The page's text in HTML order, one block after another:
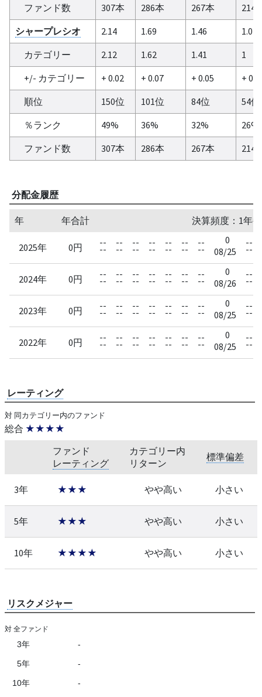
ファンド数 307本 286本 267本
214
シャープレシオ
2.14 1.69 1.46
1.04
カテゴリー
2.12 1.62 1.41
1
+/- カテゴリー
+ 0.02 + 0.07 + 0.05
+
順位
150位 101位 84位
54位
％ランク
49% 36% 32%
26%
ファンド数
307本 286本 267本 214
分配金履歴
年 年合計 決算頻度：1年
2025年 0円 --
--
--
--
--
--
--
--
--
--
--
--
--
--
0
08/25
--
--
2024年 0円 --
--
--
--
--
--
--
--
--
--
--
--
--
--
0
08/26
--
--
2023年 0円 --
--
--
--
--
--
--
--
--
--
--
--
--
--
0
08/25
--
--
2022年 0円 --
--
--
--
--
--
--
--
--
--
--
--
--
--
0
08/25
--
--
レーティング
対 同カテゴリー内のファンド
総合 ★★★★
ファンド
レーティング
カテゴリー内
リターン
標準偏差
3年 ★★★ やや高い 小さい
5年 ★★★ やや高い 小さい
10年 ★★★★ やや高い 小さい
リスクメジャー
対 全ファンド
3年 -
5年 -
10年 -